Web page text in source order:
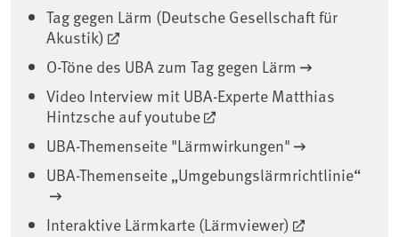
Tag gegen Lärm (Deutsche Gesellschaft für
Akustik)
O-Töne des UBA zum Tag gegen Lärm
Video Interview mit UBA-Experte Matthias
Hintzsche auf youtube
UBA-Themenseite "Lärmwirkungen"
UBA-Themenseite „Umgebungslärmrichtlinie“
Interaktive Lärmkarte (Lärmviewer)